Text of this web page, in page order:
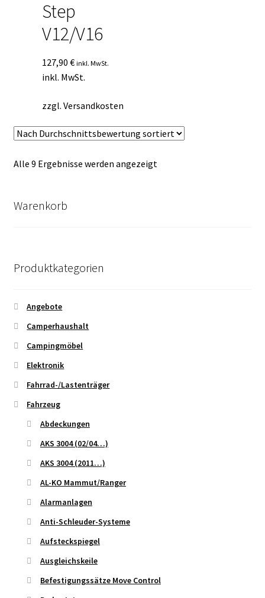
Step
V12/V16
127,90 € inkl. MwSt.
inkl. MwSt.
zzgl. Versandkosten
Alle 9 Ergebnisse werden angezeigtNach
Warenkorb
Produktkategorien
Angebote
Camperhaushalt
Campingmöbel
Elektronik
Fahrrad-/Lastenträger
Fahrzeug
Abdeckungen
AKS 3004 (02/04…)
AKS 3004 (2011…)
AL-KO Mammut/Ranger
Alarmanlagen
Anti-Schleuder-Systeme
Aufsteckspiegel
Ausgleichskeile
Befestigungssätze Move Control